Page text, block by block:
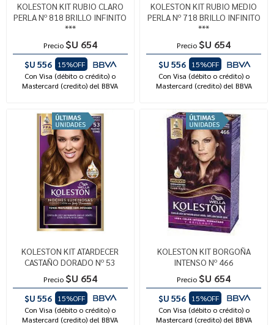
KOLESTON KIT RUBIO CLARO
PERLA Nº 818 BRILLO INFINITO
***
Precio $U 654
$U 556
15%OFF
Con Visa (débito o crédito) o
Mastercard (credito) del BBVA
KOLESTON KIT RUBIO MEDIO
PERLA Nº 718 BRILLO INFINITO
***
Precio $U 654
$U 556
15%OFF
Con Visa (débito o crédito) o
Mastercard (credito) del BBVA
KOLESTON KIT ATARDECER
CASTAÑO DORADO Nº 53
Precio $U 654
$U 556
15%OFF
Con Visa (débito o crédito) o
Mastercard (credito) del BBVA
KOLESTON KIT BORGOÑA
INTENSO Nº 466
Precio $U 654
$U 556
15%OFF
Con Visa (débito o crédito) o
Mastercard (credito) del BBVA